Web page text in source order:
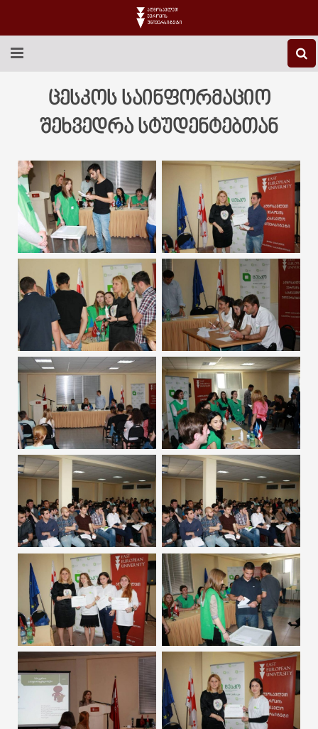
EEU-Ს ᲨᲔᲡᲐᲮᲔᲑ
ᲒᲐᲜᲐᲗᲚᲔᲑᲐ
ᲡᲐᲔᲠᲗᲐᲨᲝᲠᲘᲡᲝ
ᲑᲘᲑᲚᲘᲝᲗᲔᲙᲐ
ᲡᲢᲣᲓᲔᲜᲢᲣᲠᲘ ᲪᲮᲝᲕᲠᲔᲑᲐ
ᲙᲝᲜᲢᲐᲥᲢᲘ
ცესკოს საინფორმაციო
შეხვედრა სტუდენტებთან